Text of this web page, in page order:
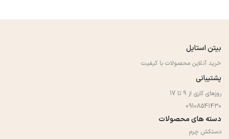
بیتن استایل
خرید آنلاین محصولات با کیفیت
پشتیبانی
روزهای کاری از 9 تا 17
09108541430
دسته های محصولات
دستکش چرم